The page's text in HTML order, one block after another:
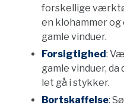
forskellige
en klohammer
gamle vinduer.
Forsigtighed:
gamle vinduer,
let gå i stykker.
Bortskaffelse: